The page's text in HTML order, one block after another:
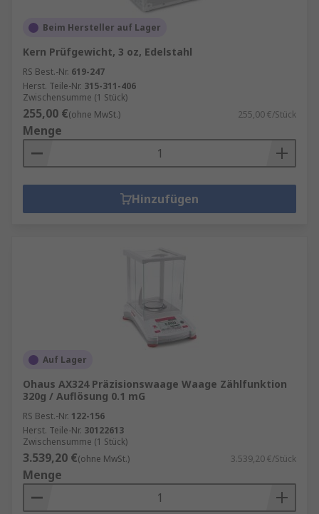
Beim Hersteller auf Lager
Kern Prüfgewicht, 3 oz, Edelstahl
RS Best.-Nr. 619-247
Herst. Teile-Nr. 315-311-406
Zwischensumme (1 Stück)
255,00 €(ohne MwSt.) 255,00 €/Stück
Menge
Hinzufügen
Auf Lager
Ohaus AX324 Präzisionswaage Waage Zählfunktion
320g / Auflösung 0.1 mG
RS Best.-Nr. 122-156
Herst. Teile-Nr. 30122613
Zwischensumme (1 Stück)
3.539,20 €(ohne MwSt.) 3.539,20 €/Stück
Menge